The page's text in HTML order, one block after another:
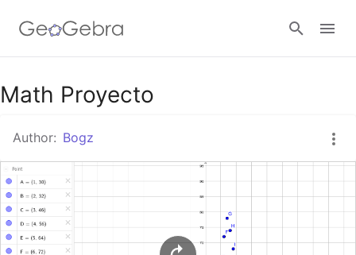
Google Classroom
GeoGebra Classroom
Math Proyecto
Author: Bogz